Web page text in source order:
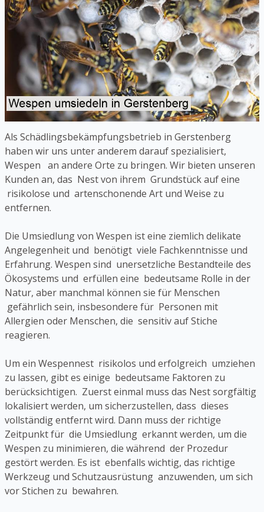
Als Schädlingsbekämpfungsbetrieb in Gerstenberg
haben wir uns unter anderem darauf spezialisiert,
Wespen an andere Orte zu bringen. Wir bieten unseren
Kunden an, das Nest von ihrem Grundstück auf eine
risikolose und artenschonende Art und Weise zu
entfernen.
Die Umsiedlung von Wespen ist eine ziemlich delikate
Angelegenheit und benötigt viele Fachkenntnisse und
Erfahrung. Wespen sind unersetzliche Bestandteile des
Ökosystems und erfüllen eine bedeutsame Rolle in der
Natur, aber manchmal können sie für Menschen
gefährlich sein, insbesondere für Personen mit
Allergien oder Menschen, die sensitiv auf Stiche
reagieren.
Um ein Wespennest risikolos und erfolgreich umziehen
zu lassen, gibt es einige bedeutsame Faktoren zu
berücksichtigen. Zuerst einmal muss das Nest sorgfältig
lokalisiert werden, um sicherzustellen, dass dieses
vollständig entfernt wird. Dann muss der richtige
Zeitpunkt für die Umsiedlung erkannt werden, um die
Wespen zu minimieren, die während der Prozedur
gestört werden. Es ist ebenfalls wichtig, das richtige
Werkzeug und Schutzausrüstung anzuwenden, um sich
vor Stichen zu bewahren.